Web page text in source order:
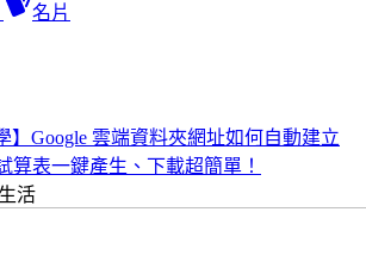
名片
】Google 雲端資料夾網址如何自動建立
算表一鍵產生、下載超簡單！
活